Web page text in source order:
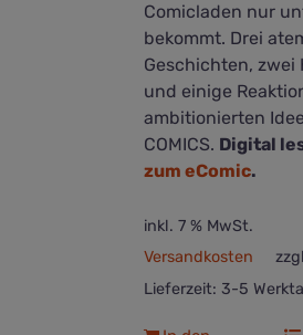
Comicladen nur
bekommt. Drei
Geschichten,
und einige
ambitionierten
COMICS. Digital
zum eComic.
inkl. 7 % MwSt.
Versandkosten
Lieferzeit: 3-5